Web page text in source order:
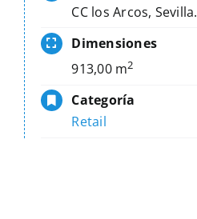
CC los Arcos, Sevilla.
Dimensiones
913,00 m2
Categoría
Retail